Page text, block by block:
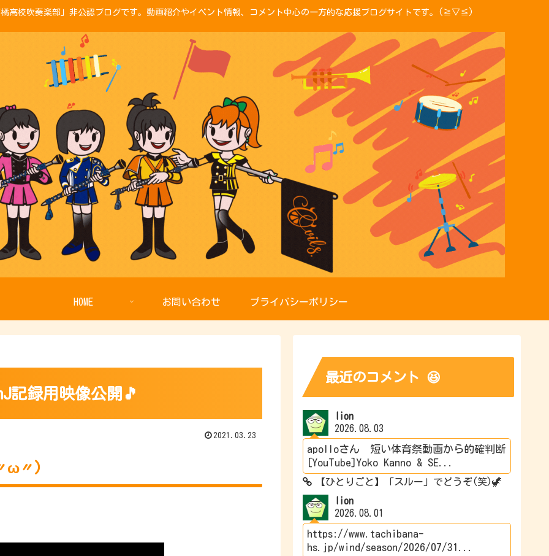
橘高校吹奏楽部」非公認ブログです。動画紹介やイベント情報、コメント中心の一方的な応援ブログサイトです。(≧▽≦)
HOME お問い合わせ プライバシーポリシー
記録用映像公開🎵
2021.03.23
ω〃)
最近のコメント 😆
lion
2026.08.03
apolloさん 短い体育祭動画から的確判断
[YouTube]Yoko Kanno & SE...
【ひとりごと】「スルー」でどうぞ(笑)🦖
lion
2026.08.01
https://www.tachibana-
hs.jp/wind/season/2026/07/31...